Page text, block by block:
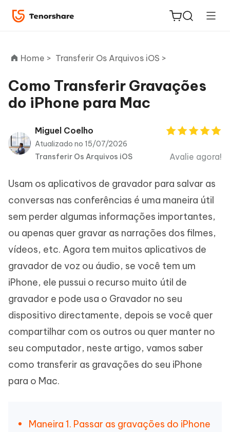
ReiBoot
PDNob
PDF
Novo
iAnyGo
Home > Transferir Os Arquivos iOS >
Como Transferir Gravações
do iPhone para Mac
Miguel Coelho
Atualizado no 15/07/2026
Transferir Os Arquivos iOS
Avalie agora!
Usam os aplicativos de gravador para salvar as
conversas nas conferências é uma maneira útil
sem perder algumas informações importantes,
ou apenas quer gravar as narrações dos filmes,
vídeos, etc. Agora tem muitos aplicativos de
gravador de voz ou áudio, se você tem um
iPhone, ele pussui o recurso muito útil de
gravador e pode usa o Gravador no seu
dispositivo directamente, depois se você quer
compartilhar com os outros ou quer manter no
seu computador, neste artigo, vamos saber
como transferir as gravações do seu iPhone
para o Mac.
Maneira 1. Passar as gravações do iPhone